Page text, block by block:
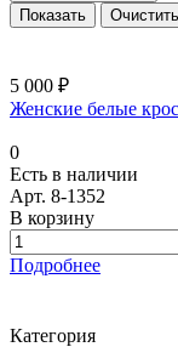
5 000 ₽
Женские белые
0
Есть в наличии
Арт. 8-1352
В корзину
Подробнее
Категория